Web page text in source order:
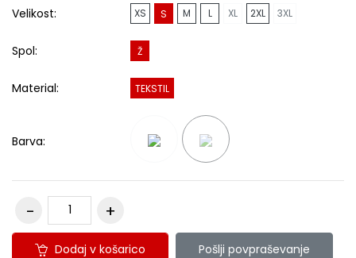
Velikost: XS S M L XL 2XL 3XL
Spol: Ž
Material: TEKSTIL
Barva:
Dodaj v košarico Pošlji povpraševanje